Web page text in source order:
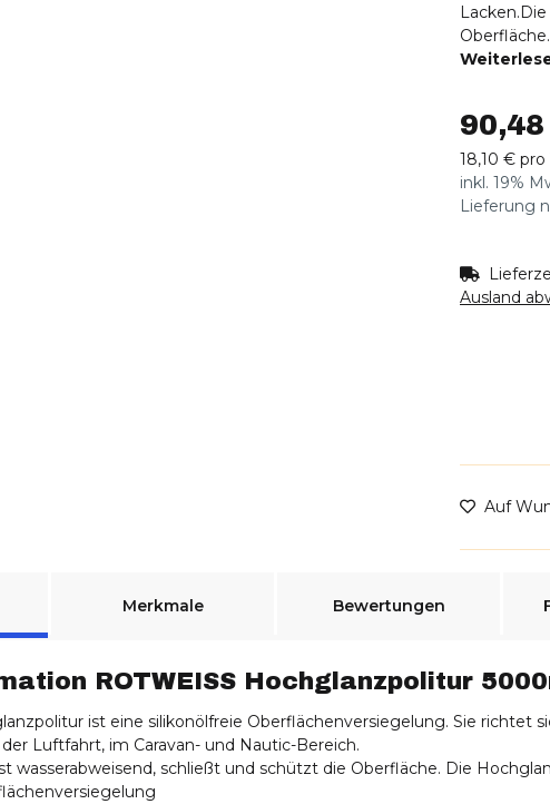
Polierfunktion. Sie ist ein Kombiprodukt, das weitgehend
90,48
18,10 € pro
inkl. 19%
Lieferung
Ausland
Auf
Merkmale Bewertungen
ROTWEISS Hochglanzpolitur
ist eine silikonölfreie Oberflächenversiegelung. Sie richtet
Luftfahrt, im Caravan- und Nautic-Bereich.
wasserabweisend, schließt und schützt die Oberfläche. Die